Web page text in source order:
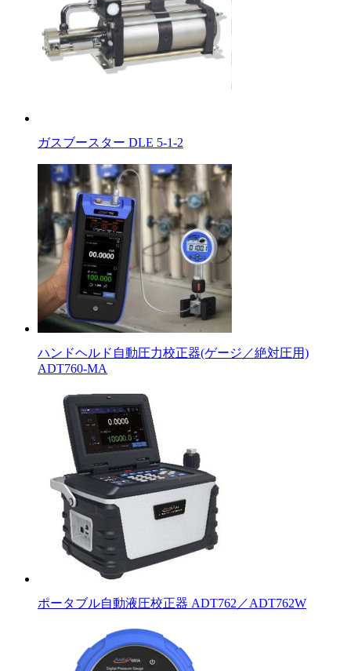
ガスブースター DLE 5-1-2
ハンドヘルド自動圧力校正器(ゲージ／絶対圧用)
ADT760-MA
ポータブル自動液圧校正器 ADT762／ADT762W